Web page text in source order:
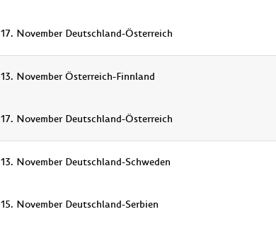
17. November Deutschland-Österreich
13. November Österreich-Finnland
17. November Deutschland-Österreich
13. November Deutschland-Schweden
15. November Deutschland-Serbien